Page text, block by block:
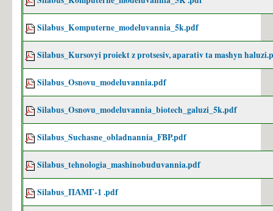
Silabus_Komputerne_modeluvannia_5k.pdf
Silabus_Kursovyi proiekt z protsesiv, aparativ ta mashyn
Silabus_Osnovu_modeluvannia.pdf
Silabus_Osnovu_modeluvannia_biotech_galuzi_5k.pdf
Silabus_Suchasne_obladnannia_FBP.pdf
Silabus_tehnologia_mashinobuduvannia.pdf
Silabus_ПАМГ-1 .pdf